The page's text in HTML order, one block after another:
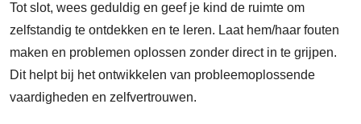
Tot slot, wees geduldig en geef je kind de ruimte om
zelfstandig te ontdekken en te leren. Laat hem/haar fouten
maken en problemen oplossen zonder direct in te grijpen.
Dit helpt bij het ontwikkelen van probleemoplossende
vaardigheden en zelfvertrouwen.